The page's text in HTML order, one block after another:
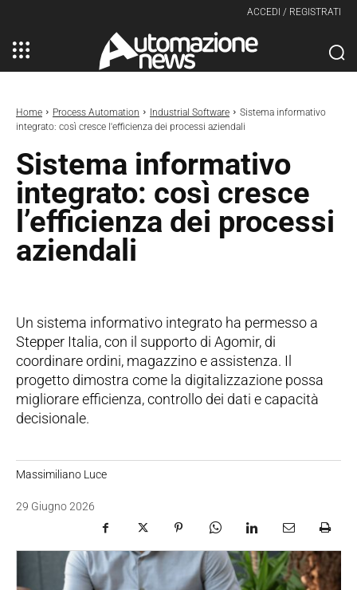
ACCEDI / REGISTRATI
Home Process Automation Industrial Software
Sistema informativo
integrato: così cresce l'efficienza dei processi aziendali
Sistema informativo
integrato: così cresce
l’efficienza dei processi
aziendali
Un sistema informativo integrato ha permesso a
Stepper Italia, con il supporto di Agomir, di
coordinare ordini, magazzino e assistenza. Il
progetto dimostra come la digitalizzazione possa
migliorare efficienza, controllo dei dati e capacità
decisionale.
Massimiliano Luce
29 Giugno 2026